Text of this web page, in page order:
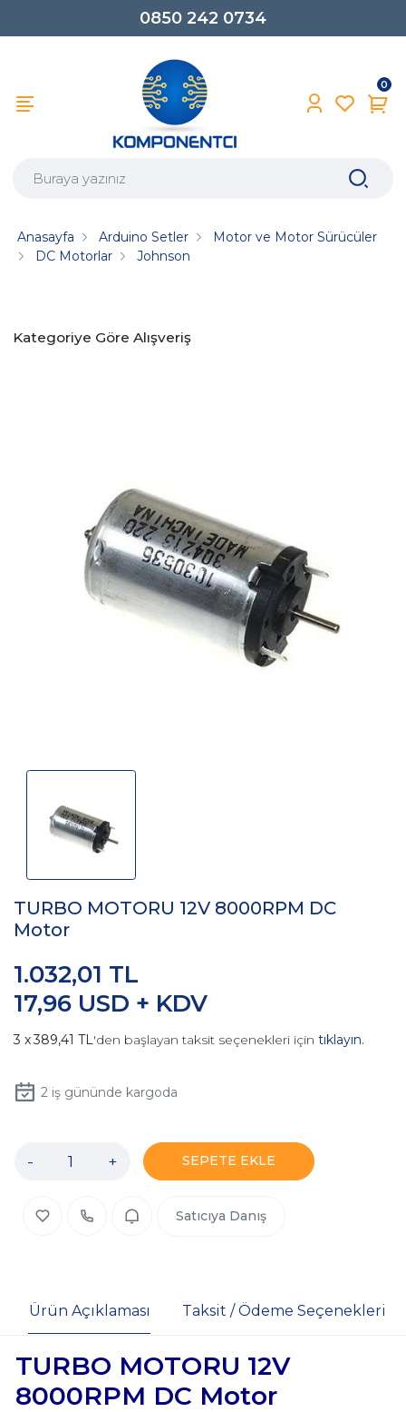
0850 242 0734
0
Anasayfa Arduino Setler
Motor ve Motor Sürücüler
DC Motorlar
Johnson
Kategoriye Göre Alışveriş
TURBO MOTORU 12V 8000RPM DC
Motor
17,96 USD + KDV
1.032,01 TL
389,41 TL'den başlayan taksit seçenekleri için tıklayın.
2iş gününde kargoda
- + SEPETE EKLE
Satıcıya Danış
Ürün Açıklaması Taksit / Ödeme Seçenekleri
TURBO MOTORU 12V
8000RPM DC Motor